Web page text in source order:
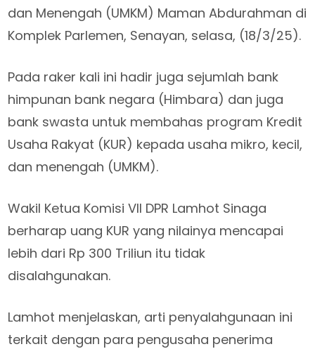
dan Menengah (UMKM) Maman Abdurahman di
Komplek Parlemen, Senayan, selasa, (18/3/25).
Pada raker kali ini hadir juga sejumlah bank
himpunan bank negara (Himbara) dan juga
bank swasta untuk membahas program Kredit
Usaha Rakyat (KUR) kepada usaha mikro, kecil,
dan menengah (UMKM).
Wakil Ketua Komisi VII DPR Lamhot Sinaga
berharap uang KUR yang nilainya mencapai
lebih dari Rp 300 Triliun itu tidak
disalahgunakan.
Lamhot menjelaskan, arti penyalahgunaan ini
terkait dengan para pengusaha penerima